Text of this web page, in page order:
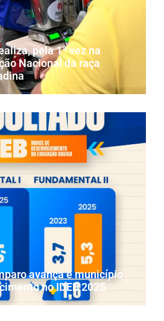
pela 1ª vez na
Nacional da raça
avança e município
no IDEB 2025